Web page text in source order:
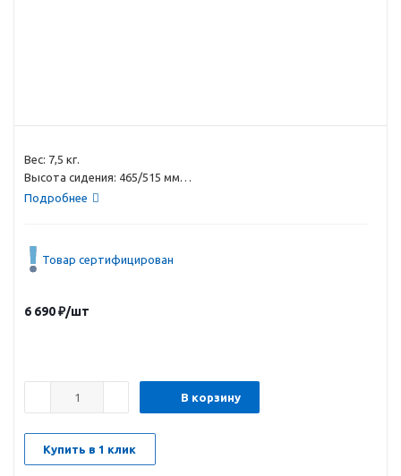
Вес: 7,5 кг.
Высота сидения: 465/515 мм
Глубина: 560 мм
Ширина: 560 мм
Подробнее
Товар сертифицирован
6 690₽/шт
В корзину
Купить в 1 клик